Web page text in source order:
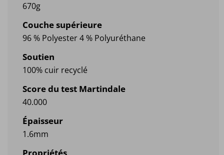
670g
Couche supérieure
96 % Polyester 4 % Polyuréthane
Soutien
100% cuir recyclé
Score du test Martindale
40.000
Épaisseur
1.6mm